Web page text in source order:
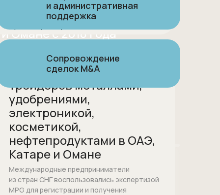
Омане с 2018 года
Регистрация компаний-
трейдеров металлами,
удобрениями,
электроникой,
косметикой,
нефтепродуктами в ОАЭ,
Катаре и Омане
Международные предприниматели
из стран СНГ воспользовались экспертизой
MPG для регистрации и получения
и административная
поддержка
Сопровождение
сделок M&A